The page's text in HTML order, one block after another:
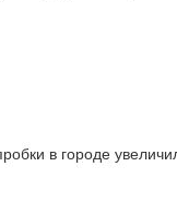
в городе